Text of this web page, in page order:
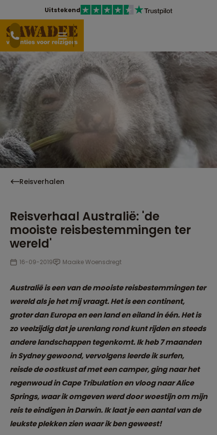
Uitstekend
Reisverhalen
Reisverhaal Australië: 'de
mooiste reisbestemmingen ter
wereld'
16-09-2019 Maaike Woensdregt
Australië is een van de mooiste reisbestemmingen ter
wereld als je het mij vraagt. Het is een continent,
groter dan Europa en een land en eiland in één. Het is
zo veelzijdig dat je urenlang rond kunt rijden en steeds
andere landschappen tegenkomt. Ik heb 7 maanden
in Sydney gewoond, vervolgens leerde ik surfen,
reisde de oostkust af met een camper, ging naar het
regenwoud in Cape Tribulation en vloog naar Alice
Springs, waar ik omgeven werd door woestijn om mijn
reis te eindigen in Darwin. Ik laat je een aantal van de
leukste plekken zien waar ik ben geweest!